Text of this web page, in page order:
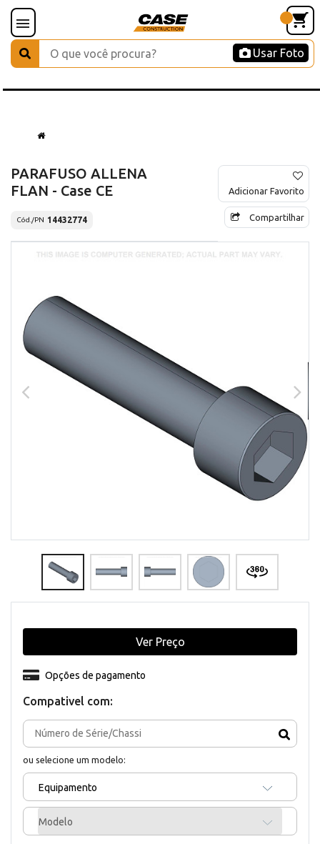
Usar Foto
PARAFUSO ALLENA
FLAN - Case CE
Cód./PN 14432774
Adicionar Favorito
Compartilhar
Compativel com:
ou selecione um modelo:
Equipamento
Modelo
Opções de pagamento
Ver Preço